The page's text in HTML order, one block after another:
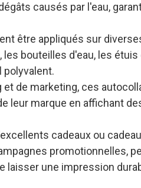
causés par l'eau,
être appliqués sur
bouteilles d'eau, les étuis
polyvalent.
de marketing, ces
leur marque en affichant
cadeaux ou
promotionnelles,
laisser une impression